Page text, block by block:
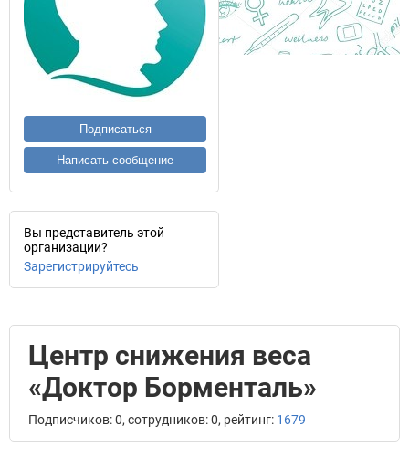
Подписаться
Написать сообщение
Вы представитель этой
организации?
Зарегистрируйтесь
Центр снижения веса
«Доктор Борменталь»
Подписчиков: 0, сотрудников: 0, рейтинг: 1679